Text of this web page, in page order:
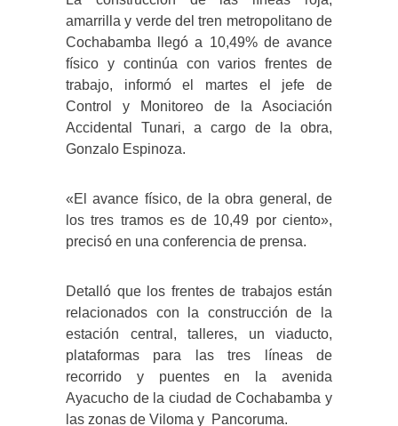
amarrilla y verde del tren metropolitano de
Cochabamba llegó a 10,49% de avance
físico y continúa con varios frentes de
trabajo, informó el martes el jefe de
Control y Monitoreo de la Asociación
Accidental Tunari, a cargo de la obra,
Gonzalo Espinoza.
«El avance físico, de la obra general, de
los tres tramos es de 10,49 por ciento»,
precisó en una conferencia de prensa.
Detalló que los frentes de trabajos están
relacionados con la construcción de la
estación central, talleres, un viaducto,
plataformas para las tres líneas de
recorrido y puentes en la avenida
Ayacucho de la ciudad de Cochabamba y
las zonas de Viloma y Pancoruma.